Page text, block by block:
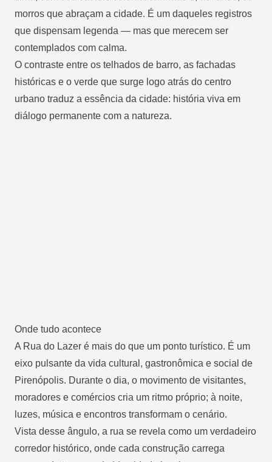
morros que abraçam a cidade. É um daqueles registros
que dispensam legenda — mas que merecem ser
contemplados com calma.
O contraste entre os telhados de barro, as fachadas
históricas e o verde que surge logo atrás do centro
urbano traduz a essência da cidade: história viva em
diálogo permanente com a natureza.
Onde tudo acontece
A Rua do Lazer é mais do que um ponto turístico. É um
eixo pulsante da vida cultural, gastronômica e social de
Pirenópolis. Durante o dia, o movimento de visitantes,
moradores e comércios cria um ritmo próprio; à noite,
luzes, música e encontros transformam o cenário.
Vista desse ângulo, a rua se revela como um verdadeiro
corredor histórico, onde cada construção carrega